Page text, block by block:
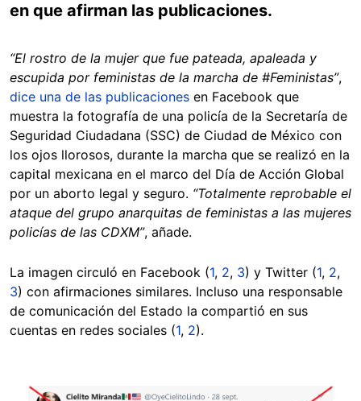
en que afirman las publicaciones.
“El rostro de la mujer que fue pateada, apaleada y
escupida por feministas de la marcha de #Feministas”,
dice una de las publicaciones en Facebook que
muestra la fotografía de una policía de la Secretaría de
Seguridad Ciudadana (SSC) de Ciudad de México con
los ojos llorosos, durante la marcha que se realizó en la
capital mexicana en el marco del Día de Acción Global
por un aborto legal y seguro. “Totalmente reprobable el
ataque del grupo anarquitas de feministas a las mujeres
policías de las CDXM”, añade.
La imagen circuló en Facebook (1, 2, 3) y Twitter (1, 2,
3) con afirmaciones similares. Incluso una responsable
de comunicación del Estado la compartió en sus
cuentas en redes sociales (1, 2).
Image